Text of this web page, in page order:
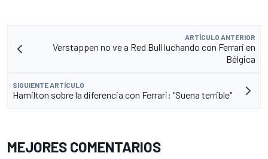
ARTÍCULO ANTERIOR
Verstappen no ve a Red Bull luchando con Ferrari en
Bélgica
SIGUIENTE ARTÍCULO
Hamilton sobre la diferencia con Ferrari: "Suena terrible"
MEJORES COMENTARIOS